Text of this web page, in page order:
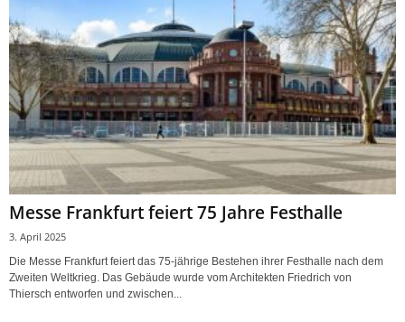
Messe Frankfurt feiert 75 Jahre Festhalle
3. April 2025
Die Messe Frankfurt feiert das 75-jährige Bestehen ihrer Festhalle nach dem
Zweiten Weltkrieg. Das Gebäude wurde vom Architekten Friedrich von
Thiersch entworfen und zwischen...